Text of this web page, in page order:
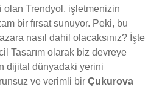
olan Trendyol, işletmenizin
bir fırsat sunuyor. Peki, bu
nasıl dahil olacaksınız? İşte
Tasarım olarak biz devreye
dijital dünyadaki yerini
ve verimli bir Çukurova